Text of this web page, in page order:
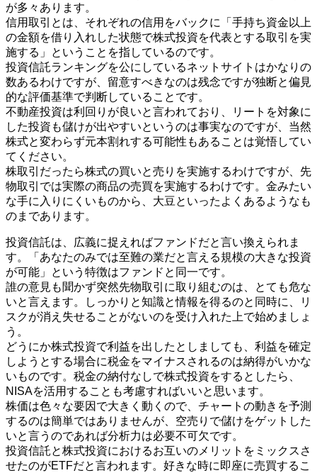
が多々あります。
信用取引とは、それぞれの信用をバックに「手持ち資金以上
の金額を借り入れした状態で株式投資を代表とする取引を実
施する」ということを指しているのです。
投資信託ランキングを公にしているネットサイトはかなりの
数あるわけですが、留意すべきなのは残念ですが独断と偏見
的な評価基準で判断していることです。
不動産投資は利回りが良いと言われており、リートを対象に
した投資も儲けが出やすいというのは事実なのですが、当然
株式と変わらず元本割れする可能性もあることは覚悟してい
てください。
株取引だったら株式の買いと売りを実施するわけですが、先
物取引では実際の商品の売買を実施するわけです。金みたい
な手に入りにくいものから、大豆といったよくあるようなも
のまであります。
投資信託は、広義に捉えればファンドだと言い換えられま
す。「あなたのみでは至難の業だと言える規模の大きな投資
が可能」という特徴はファンドと同一です。
誰の意見も聞かず突然先物取引に取り組むのは、とても危な
いと言えます。しっかりと知識と情報を得るのと同時に、リ
スクが消え失せることがないのを受け入れた上で始めましょ
う。
どうにか株式投資で利益を出したとしましても、利益を確定
しようとする場合に税金をマイナスされるのは納得がいかな
いものです。税金の納付なしで株式投資をするとしたら、
NISAを活用することも考慮すればいいと思います。
株価は色々な要因で大きく動くので、チャートの動きを予測
するのは簡単ではありませんが、空売りで儲けをゲットした
いと言うのであれば分析力は必要不可欠です。
投資信託と株式投資におけるお互いのメリットをミックスさ
せたのがETFだと言われます。好きな時に即座に売買するこ